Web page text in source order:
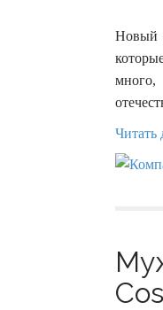
Новый
много,
Читать